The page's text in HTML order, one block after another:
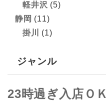
軽井沢 (5)
静岡 (11)
掛川
(1)
ジャンル
23時過ぎ入店ＯＫ